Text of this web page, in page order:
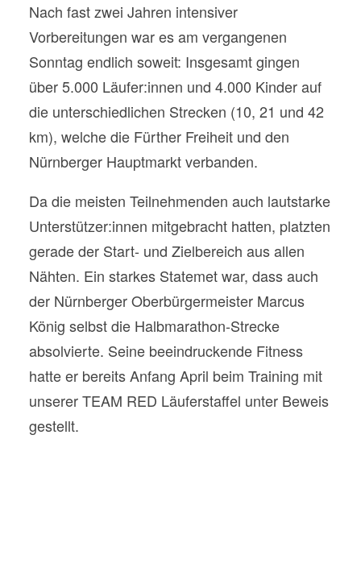
Nach fast zwei Jahren intensiver
Vorbereitungen war es am vergangenen
Sonntag endlich soweit: Insgesamt gingen
über 5.000 Läufer:innen und 4.000 Kinder auf
die unterschiedlichen Strecken (10, 21 und 42
km), welche die Fürther Freiheit und den
Nürnberger Hauptmarkt verbanden.
Da die meisten Teilnehmenden auch lautstarke
Unterstützer:innen mitgebracht hatten, platzten
gerade der Start- und Zielbereich aus allen
Nähten. Ein starkes Statemet war, dass auch
der Nürnberger Oberbürgermeister Marcus
König selbst die Halbmarathon-Strecke
absolvierte. Seine beeindruckende Fitness
hatte er bereits Anfang April beim Training mit
unserer TEAM RED Läuferstaffel unter Beweis
gestellt.